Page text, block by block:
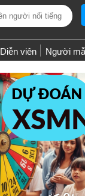
Diễn viên Người